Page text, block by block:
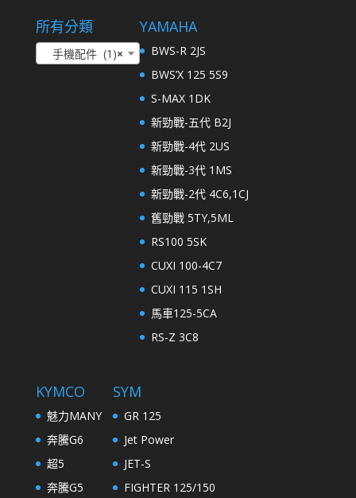
所有分類
×
手機配件 (1)
YAMAHA
BWS-R 2JS
BWS’X 125 5S9
S-MAX 1DK
新勁戰-五代 B2J
新勁戰-4代 2US
新勁戰-3代 1MS
新勁戰-2代 4C6,1CJ
舊勁戰 5TY,5ML
RS100 5SK
CUXI 100-4C7
CUXI 115 1SH
馬車125-5CA
RS-Z 3C8
KYMCO
魅力MANY
奔騰G6
超5
奔騰G5
SYM
GR 125
Jet Power
JET-S
FIGHTER 125/150